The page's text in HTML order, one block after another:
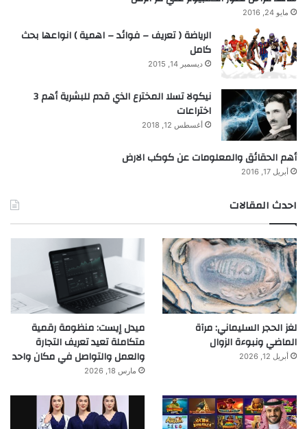
مايو 24, 2016
الرياضة ( تعريف – فوائد – اهمية ) انواعها بحث
كامل
ديسمبر 14, 2015
نيكولا تسلا المخترع الذي قدم للبشرية أهم 3
اختراعات
أغسطس 12, 2018
أهم الحقائق والمعلومات عن كوكب الارض
أبريل 17, 2016
احدث المقالات
لغز الحجر السليماني: مرآة
الماضي ونبوءة الزوال
أبريل 12, 2026
ميدل إيست: منظومة رقمية
متكاملة تعيد تعريف التجارة
والعمل والتواصل في مكان واحد
مارس 18, 2026